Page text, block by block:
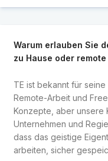
Warum erlauben Sie
zu Hause oder
TE ist bekannt für
Remote-Arbeit und
Konzepte, aber unsere
Unternehmen und
dass das geistige
arbeiten, sicher